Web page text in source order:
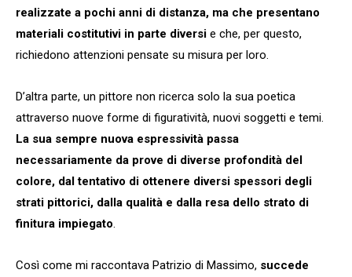
realizzate a pochi anni di distanza, ma che presentano
materiali costitutivi in parte diversi e che, per questo,
richiedono attenzioni pensate su misura per loro.
D’altra parte, un pittore non ricerca solo la sua poetica
attraverso nuove forme di figuratività, nuovi soggetti e temi.
La sua sempre nuova espressività passa
necessariamente da prove di diverse profondità del
colore, dal tentativo di ottenere diversi spessori degli
strati pittorici, dalla qualità e dalla resa dello strato di
finitura impiegato
Così come mi raccontava Patrizio di Massimo, succede